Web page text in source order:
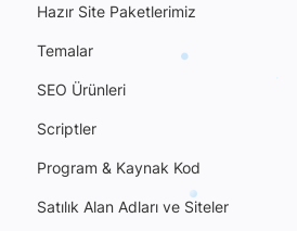
Hazır Site Paketlerimiz
Temalar
SEO Ürünleri
Scriptler
Program & Kaynak Kod
Satılık Alan Adları ve Siteler